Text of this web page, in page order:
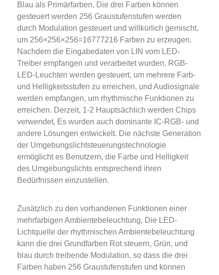
Blau als Primärfarben, Die drei Farben können
gesteuert werden 256 Graustufenstufen werden
durch Modulation gesteuert und willkürlich gemischt,
um 256×256×256=16777216 Farben zu erzeugen.
Nachdem die Eingabedaten von LIN vom LED-
Treiber empfangen und verarbeitet wurden, RGB-
LED-Leuchten werden gesteuert, um mehrere Farb-
und Helligkeitsstufen zu erreichen, und Audiosignale
werden empfangen, um rhythmische Funktionen zu
erreichen. Derzeit, 1-2 Hauptsächlich werden Chips
verwendet, Es wurden auch dominante IC-RGB- und
andere Lösungen entwickelt. Die nächste Generation
der Umgebungslichtsteuerungstechnologie
ermöglicht es Benutzern, die Farbe und Helligkeit
des Umgebungslichts entsprechend ihren
Bedürfnissen einzustellen.
Zusätzlich zu den vorhandenen Funktionen einer
mehrfarbigen Ambientebeleuchtung, Die LED-
Lichtquelle der rhythmischen Ambientebeleuchtung
kann die drei Grundfarben Rot steuern, Grün, und
blau durch treibende Modulation, so dass die drei
Farben haben 256 Graustufenstufen und können